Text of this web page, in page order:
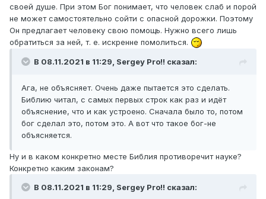
своей душе. При этом Бог понимает, что человек слаб и порой
не может самостоятельно сойти с опасной дорожки. Поэтому
Он предлагает человеку свою помощь. Нужно всего лишь
обратиться за ней, т. е. искренне помолиться.
В 08.11.2021 в 11:29, Sergey Pro!! сказал:
Ага, не объясняет. Очень даже пытается это сделать.
Библию читал, с самых первых строк как раз и идёт
объяснение, что и как устроено. Сначала было то, потом
бог сделал это, потом это. А вот что такое бог-не
объясняется.
Ну и в каком конкретно месте Библия противоречит науке?
Конкретно каким законам?
В 08.11.2021 в 11:29, Sergey Pro!! сказал: